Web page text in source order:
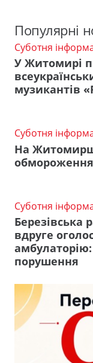
Популярні
Суботня
У Житомирі
музикантів
Суботня
На
Суботня
вдруге
порушення